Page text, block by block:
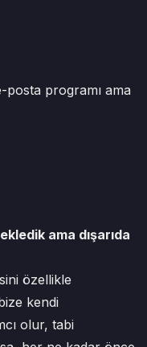
programı ama
ama dışarıda
özellikle
kendi
olur, tabi